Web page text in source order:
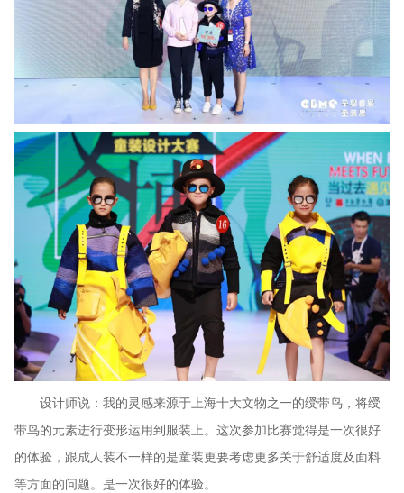
设计师说：我的灵感来源于上海十大文物之一的绶带鸟，将绶
带鸟的元素进行变形运用到服装上。这次参加比赛觉得是一次很好
的体验，跟成人装不一样的是童装更要考虑更多关于舒适度及面料
等方面的问题。是一次很好的体验。